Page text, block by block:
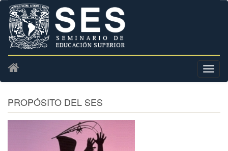
PROPÓSITO DEL SES